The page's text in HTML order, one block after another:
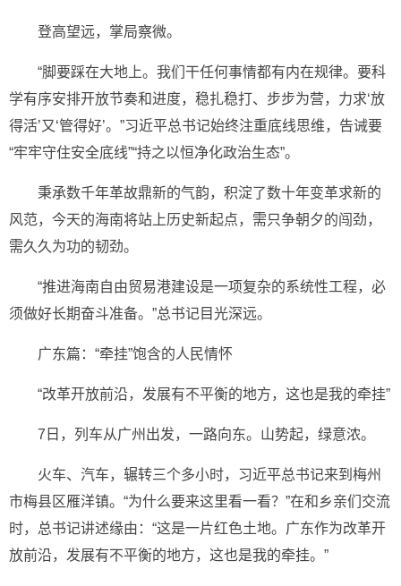
登高望远，掌局察微。
“脚要踩在大地上。我们干任何事情都有内在规律。要科
学有序安排开放节奏和进度，稳扎稳打、步步为营，力求‘放
得活’又‘管得好’。”习近平总书记始终注重底线思维，告诫要
“牢牢守住安全底线”“持之以恒净化政治生态”。
秉承数千年革故鼎新的气韵，积淀了数十年变革求新的
风范，今天的海南将站上历史新起点，需只争朝夕的闯劲，
需久久为功的韧劲。
“推进海南自由贸易港建设是一项复杂的系统性工程，必
须做好长期奋斗准备。”总书记目光深远。
广东篇：“牵挂”饱含的人民情怀
“改革开放前沿，发展有不平衡的地方，这也是我的牵挂”
7日，列车从广州出发，一路向东。山势起，绿意浓。
火车、汽车，辗转三个多小时，习近平总书记来到梅州
市梅县区雁洋镇。“为什么要来这里看一看？”在和乡亲们交流
时，总书记讲述缘由：“这是一片红色土地。广东作为改革开
放前沿，发展有不平衡的地方，这也是我的牵挂。”